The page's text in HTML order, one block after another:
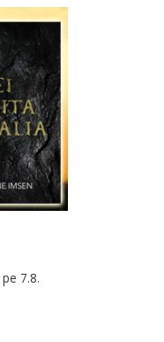
pe 7.8.